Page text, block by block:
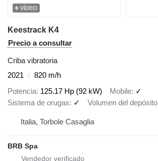
VÍDEO
Keestrack K4
Precio a consultar
Criba vibratoria
2021
820 m/h
Potencia 125.17 Hp (92 kW) Mobile ✓
Sistema de orugas
✓ Volumen del depósito
Italia, Torbole Casaglia
BRB Spa